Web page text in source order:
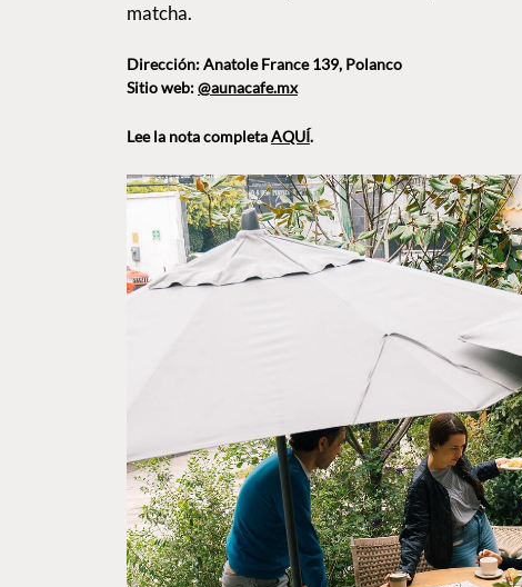
matcha.
Dirección: Anatole France 139, Polanco
Sitio web:@aunacafe.mx
Lee la nota completaAQUÍ.